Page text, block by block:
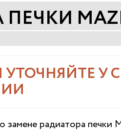
УТОЧНЯЙТЕ У
замене радиатора печки